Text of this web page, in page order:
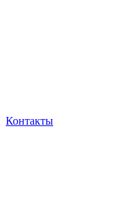
Контакты